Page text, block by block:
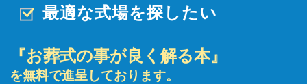
最適な式場を探したい
『お葬式の事が良く解る本』
を無料で進呈しております。